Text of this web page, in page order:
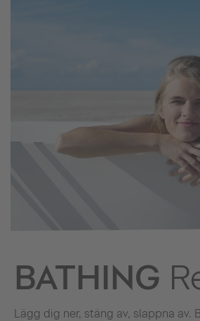
BATHING
Lägg dig ner, stäng av, slappna av.